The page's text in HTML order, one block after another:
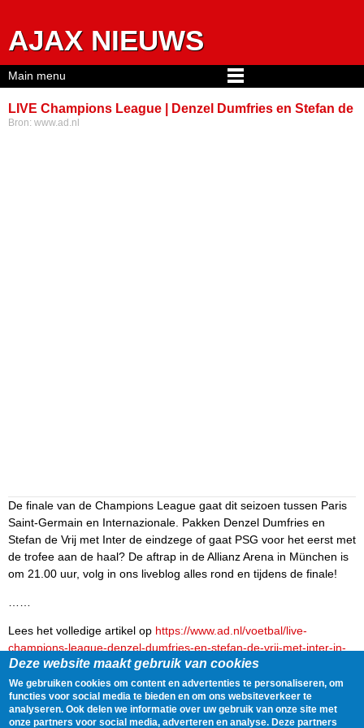
AJAX NIEUWS
LIVE Champions League | Denzel Dumfries en Stefan de
Bron: www.ad.nl
De finale van de Champions League gaat dit seizoen tussen Paris
Saint-Germain en Internazionale. Pakken Denzel Dumfries en
Stefan de Vrij met Inter de eindzege of gaat PSG voor het eerst met
de trofee aan de haal? De aftrap in de Allianz Arena in München is
om 21.00 uur, volg in ons liveblog alles rond en tijdens de finale!
Lees het volledige artikel op https://www.ad.nl/voetbal/live-
champions-league-denzel-dumfries-en-stefan-de-vrij-met-inter-in-
munchen-voor-finale-tegen-paris-saint-germain~a645c17f/
Delen Tweet 31 May, 2025 - 07:00
Main menu
Deze website maakt gebruik van cookies
We gebruiken cookies om content en advertenties te personaliseren, om
functies voor social media te bieden en om ons websiteverkeer te
analyseren. Ook delen we informatie over uw gebruik van onze site met
onze partners voor social media, adverteren en analyse. Deze partners